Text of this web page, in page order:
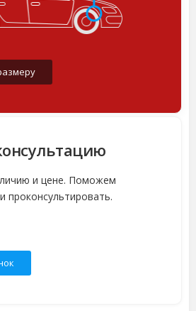
и цене. Поможем
проконсультировать.